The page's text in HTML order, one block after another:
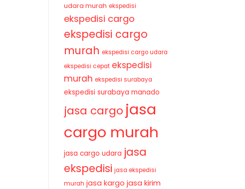
udara murah ekspedisi
ekspedisi cargo
ekspedisi cargo
murah ekspedisi cargo udara
ekspedisi cepat ekspedisi
murah ekspedisi surabaya
ekspedisi surabaya manado
jasa cargo jasa
cargo murah
jasa cargo udara jasa
ekspedisi jasa ekspedisi
murah jasa kargo jasa kirim